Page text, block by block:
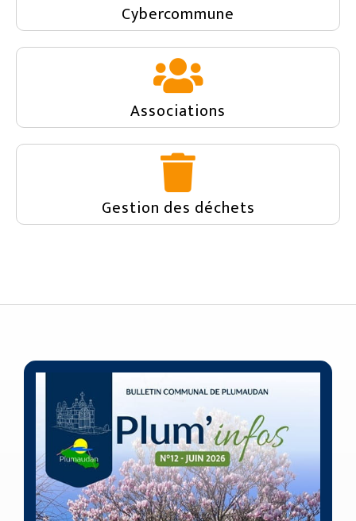
Cybercommune
Associations
Gestion des déchets